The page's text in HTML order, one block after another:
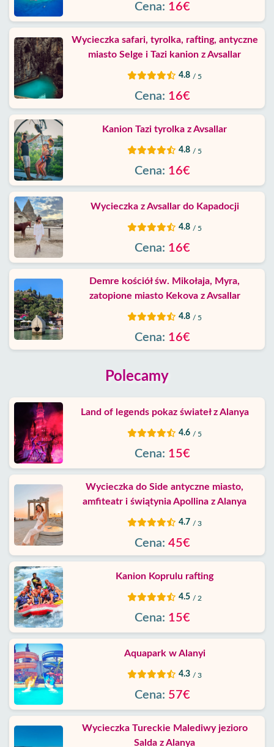
Cena: 16€
Wycieczka safari, tyrolka, rafting, antyczne
miasto Selge i Tazi kanion z Avsallar
4.8 / 5
Cena: 16€
Kanion Tazi tyrolka z Avsallar
4.8 / 5
Cena: 16€
Wycieczka z Avsallar do Kapadocji
4.8 / 5
Cena: 16€
Demre kościół św. Mikołaja, Myra,
zatopione miasto Kekova z Avsallar
4.8 / 5
Cena: 16€
Polecamy
Land of legends pokaz świateł z Alanya
4.6 / 5
Cena: 15€
Wycieczka do Side antyczne miasto,
amfiteatr i świątynia Apollina z Alanya
4.7 / 3
Cena: 45€
Kanion Koprulu rafting
4.5 / 2
Cena: 15€
Aquapark w Alanyi
4.3 / 3
Cena: 57€
Wycieczka Tureckie Malediwy jezioro
Salda z Alanya